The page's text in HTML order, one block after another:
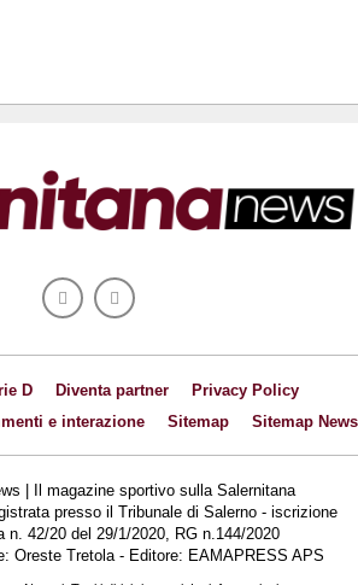
D Diventa partner
Privacy Policy
e interazione
Sitemap Sitemap News
| Il magazine sportivo sulla Salernitana
presso il Tribunale di Salerno - iscrizione
n. 42/20 del 29/1/2020, RG n.144/2020
Oreste Tretola - Editore: EAMAPRESS APS